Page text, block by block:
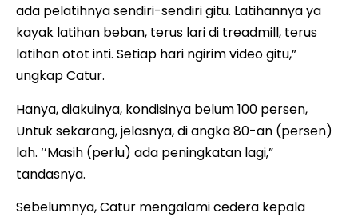
ada pelatihnya sendiri-sendiri gitu. Latihannya ya
kayak latihan beban, terus lari di treadmill, terus
latihan otot inti. Setiap hari ngirim video gitu,”
ungkap Catur.
Hanya, diakuinya, kondisinya belum 100 persen,
Untuk sekarang, jelasnya, di angka 80-an (persen)
lah. ‘’Masih (perlu) ada peningkatan lagi,”
tandasnya.
Sebelumnya, Catur mengalami cedera kepala